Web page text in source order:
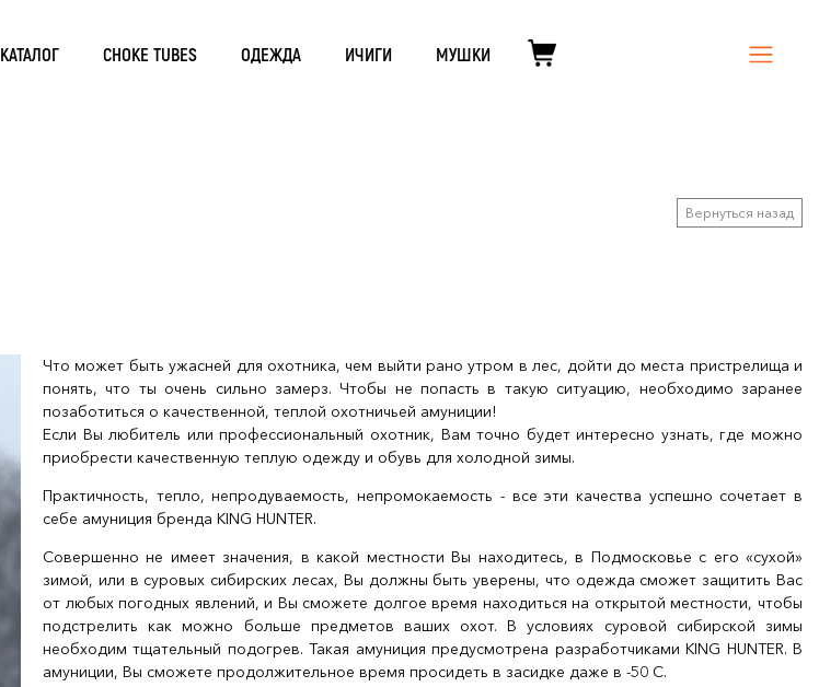
КАТАЛОГ CHOKE TUBES ОДЕЖДА ИЧИГИ МУШКИ
Вернуться назад
Что может быть ужасней для охотника, чем выйти рано утром в лес, дойти до места пристрелища и
понять, что ты очень сильно замерз. Чтобы не попасть в такую ситуацию, необходимо заранее
позаботиться о качественной, теплой охотничьей амуниции!
Если Вы любитель или профессиональный охотник, Вам точно будет интересно узнать, где можно
приобрести качественную теплую одежду и обувь для холодной зимы.
Практичность, тепло, непродуваемость, непромокаемость - все эти качества успешно сочетает в
себе амуниция бренда KING HUNTER.
Совершенно не имеет значения, в какой местности Вы находитесь, в Подмосковье с его «сухой»
зимой, или в суровых сибирских лесах, Вы должны быть уверены, что одежда сможет защитить Вас
от любых погодных явлений, и Вы сможете долгое время находиться на открытой местности, чтобы
подстрелить как можно больше предметов ваших охот. В условиях суровой сибирской зимы
необходим тщательный подогрев. Такая амуниция предусмотрена разработчиками KING HUNTER. В
амуниции, Вы сможете продолжительное время просидеть в засидке даже в -50 С.